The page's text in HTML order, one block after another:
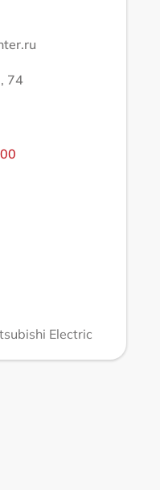
74
Electric